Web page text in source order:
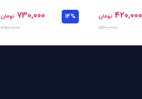
420,000 تومان
540,000
14%
730,000 تومان
850,000